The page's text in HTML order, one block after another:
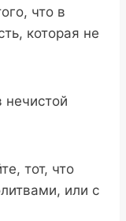
что в
которая не
нечистой
тот, что
или с